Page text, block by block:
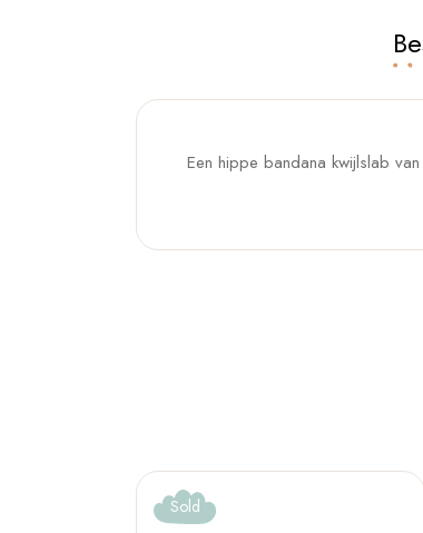
Een hippe bandana kwijlslab
Sold